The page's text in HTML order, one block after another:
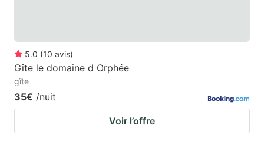
5.0 (10 avis)
Gîte le domaine d Orphée
gîte
35€ /nuit
Voir l’offre